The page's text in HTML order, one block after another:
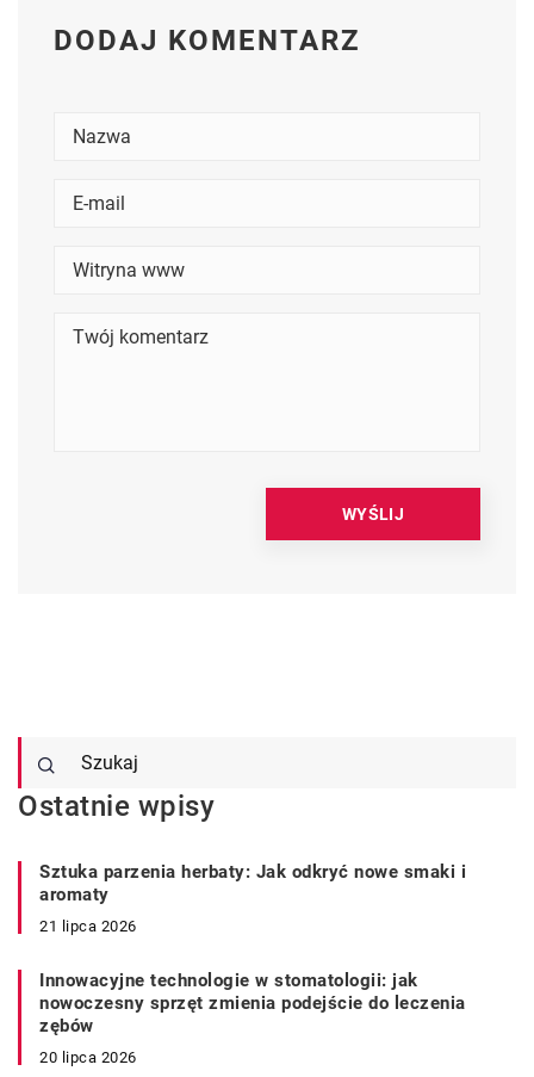
DODAJ KOMENTARZ
Ostatnie wpisy
Sztuka parzenia herbaty: Jak odkryć nowe smaki i
aromaty
21 lipca 2026
Innowacyjne technologie w stomatologii: jak
nowoczesny sprzęt zmienia podejście do leczenia
zębów
20 lipca 2026